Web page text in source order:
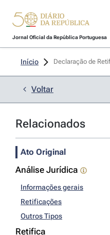
Jornal Oficial da República Portuguesa
Início Declaração de
Voltar
Relacionados
Ato Original
Análise Jurídica
Informações gerais
Retificações
Outros Tipos
Retifica